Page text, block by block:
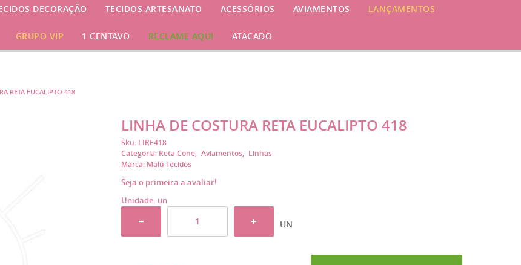
DECORAÇÃO TECIDOS ARTESANATO ACESSÓRIOS AVIAMENTOS LANÇAMENTOS
GRUPO VIP 1 CENTAVO RECLAME AQUI ATACADO
RETA EUCALIPTO 418
LINHA DE COSTURA RETA EUCALIPTO 418
Sku: LIRE418
Categoria: Reta Cone Aviamentos
Linhas
Marca: Malú Tecidos
Seja o primeira a avaliar!
Unidade: un
UN